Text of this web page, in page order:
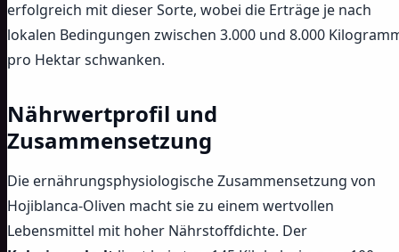
erfolgreich mit dieser Sorte, wobei die Erträge je nach
lokalen Bedingungen zwischen 3.000 und 8.000
pro Hektar schwanken.
Nährwertprofil und
Zusammensetzung
Die ernährungsphysiologische Zusammensetzung von
Hojiblanca-Oliven macht sie zu einem wertvollen
Lebensmittel mit hoher Nährstoffdichte. Der